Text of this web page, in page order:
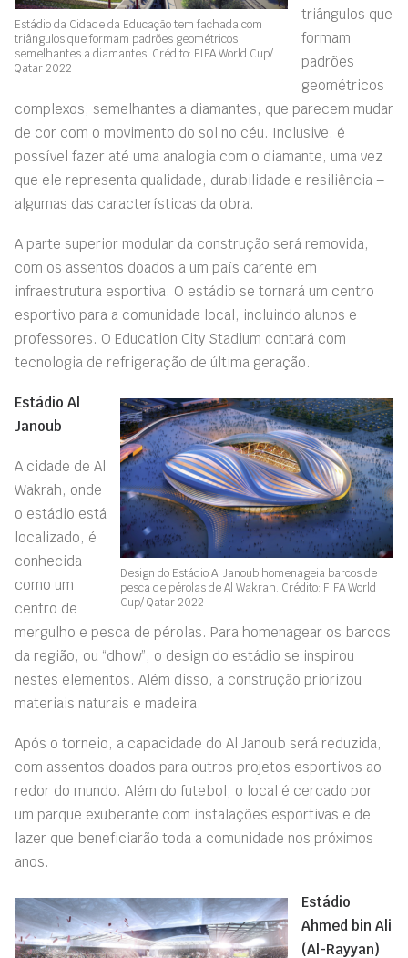
Estádio da Cidade da Educação tem fachada com
triângulos que formam padrões geométricos
semelhantes a diamantes. Crédito: FIFA World Cup/
Qatar 2022
triângulos que
formam
padrões
geométricos
complexos, semelhantes a diamantes, que parecem mudar
de cor com o movimento do sol no céu. Inclusive, é
possível fazer até uma analogia com o diamante, uma vez
que ele representa qualidade, durabilidade e resiliência –
algumas das características da obra.
A parte superior modular da construção será removida,
com os assentos doados a um país carente em
infraestrutura esportiva. O estádio se tornará um centro
esportivo para a comunidade local, incluindo alunos e
professores. O Education City Stadium contará com
tecnologia de refrigeração de última geração.
Design do Estádio Al Janoub homenageia barcos de
pesca de pérolas de Al Wakrah. Crédito: FIFA World
Cup/ Qatar 2022
Estádio Al
Janoub
A cidade de Al
Wakrah, onde
o estádio está
localizado, é
conhecida
como um
centro de
mergulho e pesca de pérolas. Para homenagear os barcos
da região, ou “dhow”, o design do estádio se inspirou
nestes elementos. Além disso, a construção priorizou
materiais naturais e madeira.
Após o torneio, a capacidade do Al Janoub será reduzida,
com assentos doados para outros projetos esportivos ao
redor do mundo. Além do futebol, o local é cercado por
um parque exuberante com instalações esportivas e de
lazer que beneficiarão toda a comunidade nos próximos
anos.
Estádio
Ahmed bin Ali
(Al-Rayyan)